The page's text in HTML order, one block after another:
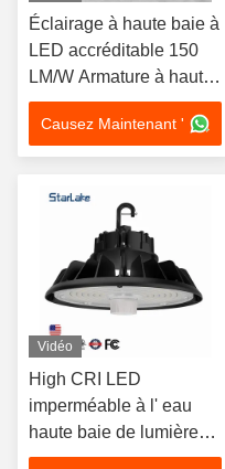
Éclairage à haute baie à
LED accréditable 150
LM/W Armature à haute
baie LED ronde
Causez Maintenant '
Vidéo
High CRI LED
imperméable à l' eau
haute baie de lumière
Ip65 pour le gymnase /